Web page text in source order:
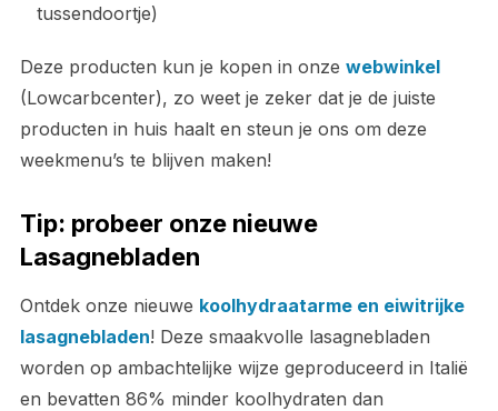
tussendoortje)
Deze producten kun je kopen in onze webwinkel
(Lowcarbcenter), zo weet je zeker dat je de juiste
producten in huis haalt en steun je ons om deze
weekmenu’s te blijven maken!
Tip: probeer onze nieuwe
Lasagnebladen
Ontdek onze nieuwe koolhydraatarme en eiwitrijke
lasagnebladen! Deze smaakvolle lasagnebladen
worden op ambachtelijke wijze geproduceerd in Italië
en bevatten 86% minder koolhydraten dan